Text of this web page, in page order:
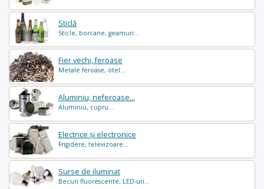
Sticlă
Sticle, borcane, geamuri...
Fier vechi, feroase
Metale feroase, otel...
Aluminiu, neferoase...
Aluminiu, cupru...
Electrice și electronice
Frigidere, televizoare...
Surse de iluminat
Becuri fluorescente, LED-uri...